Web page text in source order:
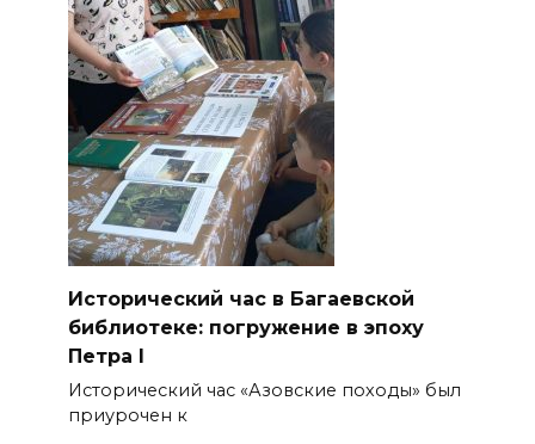
Исторический час в Багаевской
библиотеке: погружение в эпоху
Петра I
Исторический час «Азовские походы» был
приурочен к